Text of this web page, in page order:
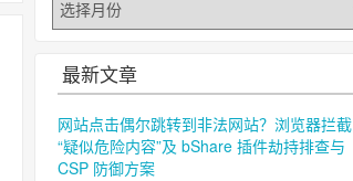
最新文章
网站点击偶尔跳转到非法网站？浏览器拦截
“疑似危险内容”及 bShare 插件劫持排查与
CSP 防御方案